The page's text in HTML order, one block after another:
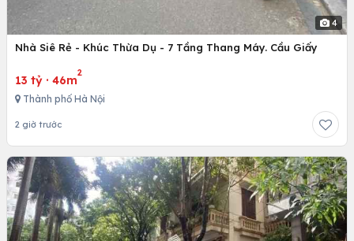
4
Nhà Siê Rẻ - Khúc Thừa Dụ - 7 Tầng Thang Máy. Cầu Giấy
13 tỷ · 46m
2
Thành phố Hà Nội
2 giờ trước